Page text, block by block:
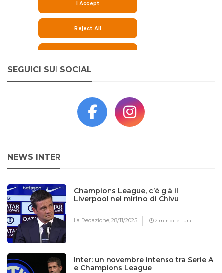
SEGUICI SUI SOCIAL
NEWS INTER
Champions League, c’è già il
Liverpool nel mirino di Chivu
La Redazione,28/11/2025 2 min di lettura
Inter: un novembre intenso tra Serie A
e Champions League